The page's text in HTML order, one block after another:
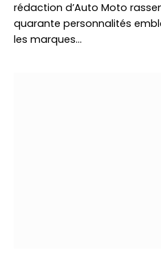
rédaction d’Auto Moto
quarante personnalités
les marques…